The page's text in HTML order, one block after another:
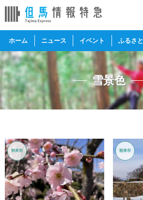
ホーム ニュース イベント ふるさと
雪景色
朝来市 朝来市